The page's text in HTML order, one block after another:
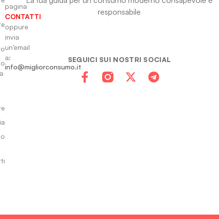
responsabile
SEGUICI SUI NOSTRI SOCIAL
pagina
CONTATTI
oppure
invia
un’email
a:
info@migliorconsumo.it